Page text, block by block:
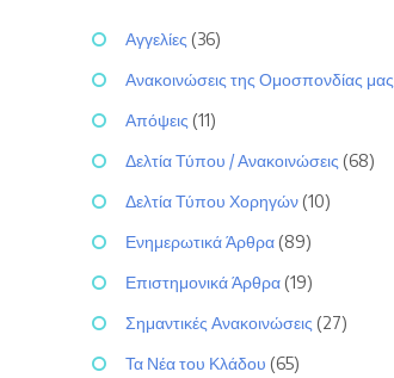
Αγγελίες (36)
Ανακοινώσεις της Ομοσπονδίας μας
Απόψεις (11)
Δελτία Τύπου / Ανακοινώσεις (68)
Δελτία Τύπου Χορηγών (10)
Ενημερωτικά Άρθρα (89)
Επιστημονικά Άρθρα (19)
Σημαντικές Ανακοινώσεις (27)
Τα Νέα του Κλάδου (65)